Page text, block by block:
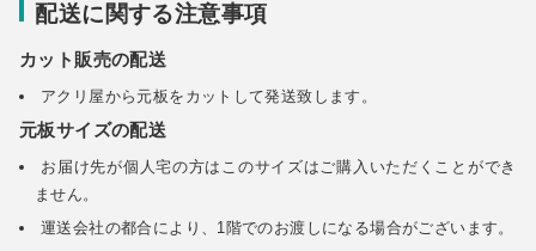
配送に関する注意事項
カット販売の配送
アクリ屋から元板をカットして発送致します。
元板サイズの配送
お届け先が個人宅の方はこのサイズはご購入いただくことができ
ません。
運送会社の都合により、1階でのお渡しになる場合がございます。